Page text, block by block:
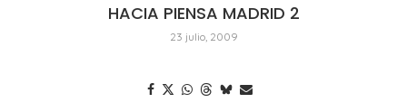
HACIA PIENSA MADRID 2
23 julio, 2009